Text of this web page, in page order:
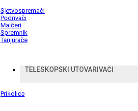
Sjetvospremači
Podrivači
Malčeri
Spremnik
Tanjurače
TELESKOPSKI UTOVARIVAČI
Prikolice